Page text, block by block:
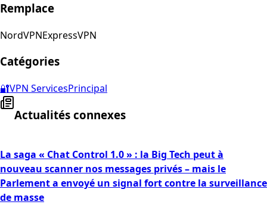
Remplace
NordVPNExpressVPN
Catégories
🔐VPN ServicesPrincipal
Actualités connexes
La saga « Chat Control 1.0 » : la Big Tech peut à
nouveau scanner nos messages privés – mais le
Parlement a envoyé un signal fort contre la surveillance
de masse